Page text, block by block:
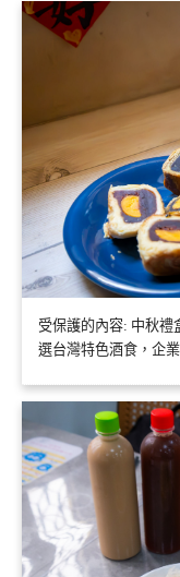
受保護的內容: 中秋禮
選台灣特色酒食，企